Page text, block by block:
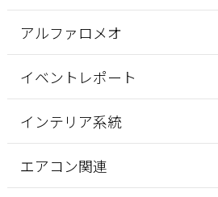
アルファロメオ
イベントレポート
インテリア系統
エアコン関連